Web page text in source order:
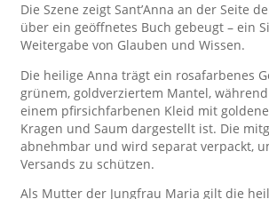
Die Szene zeigt Sant’Anna an der Seite
über ein geöffnetes Buch gebeugt – ein
Weitergabe von Glauben und Wissen.
Die heilige Anna trägt ein rosafarbenes
grünem, goldverziertem Mantel,
einem pfirsichfarbenen Kleid mit
Kragen und Saum dargestellt ist. Die
abnehmbar und wird separat verpackt,
Versands zu schützen.
Als Mutter der Jungfrau Maria gilt die